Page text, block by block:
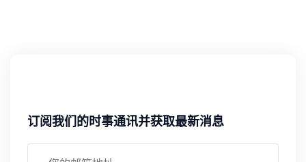
订阅我们的时事通讯并获取最新消息